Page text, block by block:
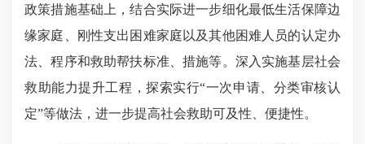
政策措施基础上，结合实际进一步细化最低生活保障边
缘家庭、刚性支出困难家庭以及其他困难人员的认定办
法、程序和救助帮扶标准、措施等。深入实施基层社会
救助能力提升工程，探索实行“一次申请、分类审核认
定”等做法，进一步提高社会救助可及性、便捷性。